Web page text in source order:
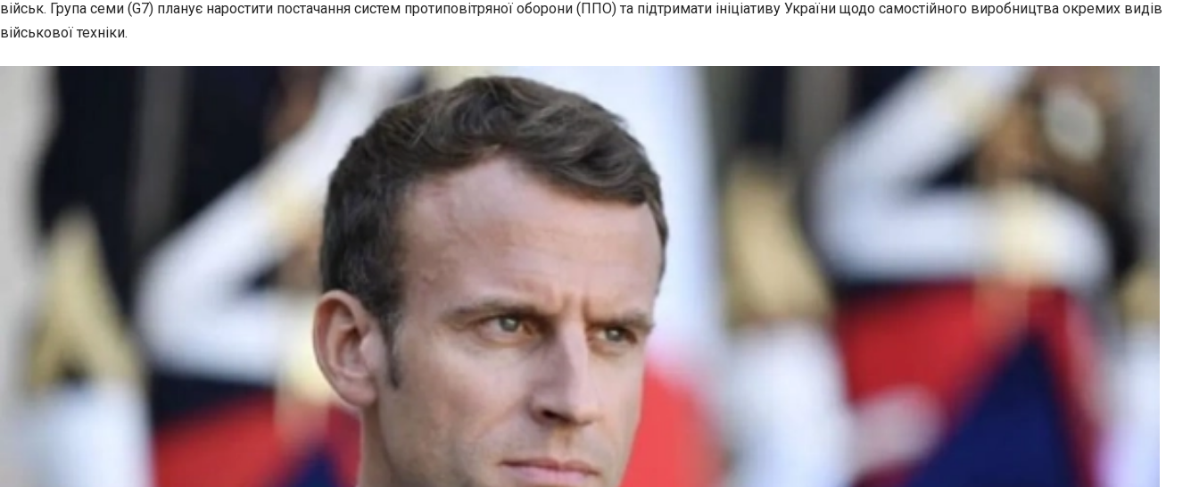
військ. Група семи (G7) планує наростити постачання систем протиповітряної оборони (ППО) та підтримати ініціативу України щодо самостійного виробництва окремих видів
військової техніки.